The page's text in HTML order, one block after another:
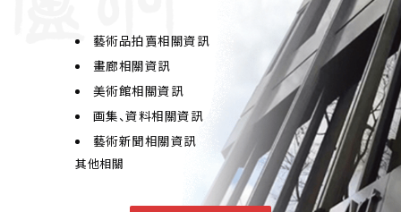
藝術品拍賣相關資訊
畫廊相關資訊
美術館相關資訊
画集、資料相關資訊
藝術新聞相關資訊
其他相關